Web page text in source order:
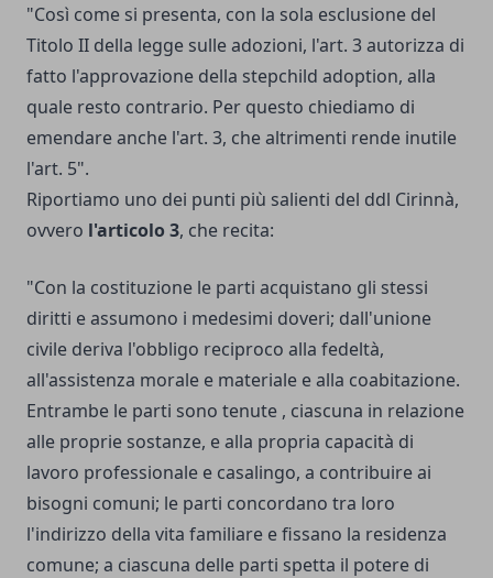
"Così come si presenta, con la sola esclusione del
Titolo II della legge sulle adozioni, l'art. 3 autorizza di
fatto l'approvazione della stepchild adoption, alla
quale resto contrario. Per questo chiediamo di
emendare anche l'art. 3, che altrimenti rende inutile
l'art. 5".
Riportiamo uno dei punti più salienti del ddl Cirinnà,
ovvero l'articolo 3, che recita:
"Con la costituzione le parti acquistano gli stessi
diritti e assumono i medesimi doveri; dall'unione
civile deriva l'obbligo reciproco alla fedeltà,
all'assistenza morale e materiale e alla coabitazione.
Entrambe le parti sono tenute , ciascuna in relazione
alle proprie sostanze, e alla propria capacità di
lavoro professionale e casalingo, a contribuire ai
bisogni comuni; le parti concordano tra loro
l'indirizzo della vita familiare e fissano la residenza
comune; a ciascuna delle parti spetta il potere di